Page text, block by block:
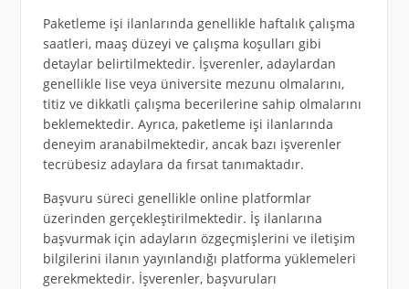
Paketleme işi ilanlarında genellikle haftalık çalışma
saatleri, maaş düzeyi ve çalışma koşulları gibi
detaylar belirtilmektedir. İşverenler, adaylardan
genellikle lise veya üniversite mezunu olmalarını,
titiz ve dikkatli çalışma becerilerine sahip olmalarını
beklemektedir. Ayrıca, paketleme işi ilanlarında
deneyim aranabilmektedir, ancak bazı işverenler
tecrübesiz adaylara da fırsat tanımaktadır.
Başvuru süreci genellikle online platformlar
üzerinden gerçekleştirilmektedir. İş ilanlarına
başvurmak için adayların özgeçmişlerini ve iletişim
bilgilerini ilanın yayınlandığı platforma yüklemeleri
gerekmektedir. İşverenler, başvuruları